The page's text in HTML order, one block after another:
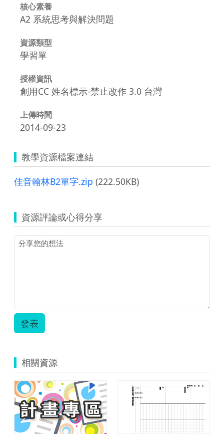
核心素養
A2 系統思考與解決問題
資源類型
學習單
授權資訊
創用CC 姓名標示-禁止改作 3.0 台灣
上傳時間
2014-09-23
教學資源檔案連結
佳音翰林B2單字.zip (222.50KB)
資源評論或心得分享
發表
相關資源